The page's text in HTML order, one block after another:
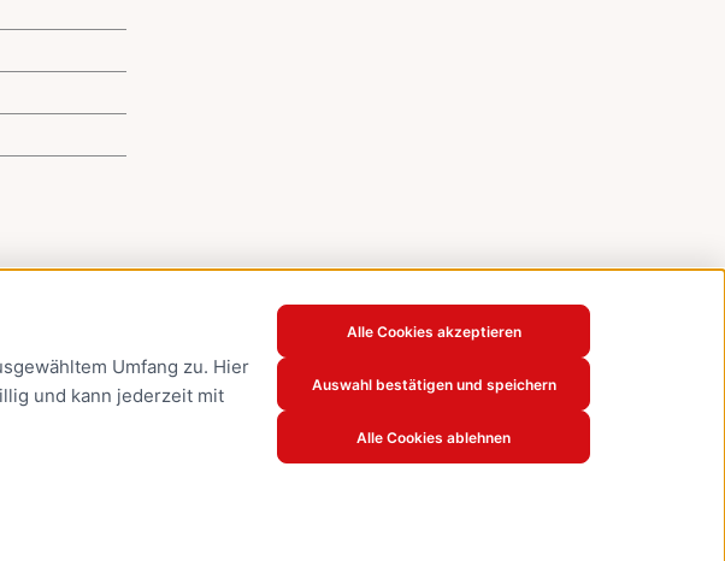
Umfang zu. Hier
und kann jederzeit mit
Alle Cookies akzeptieren
Auswahl bestätigen und speichern
Alle Cookies ablehnen